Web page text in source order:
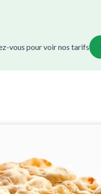
vous pour voir nos tarifs